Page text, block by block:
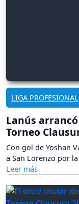
LIGA PROFESIONAL
Lanús
Torneo
Con gol de Yoshan
a San Lorenzo por